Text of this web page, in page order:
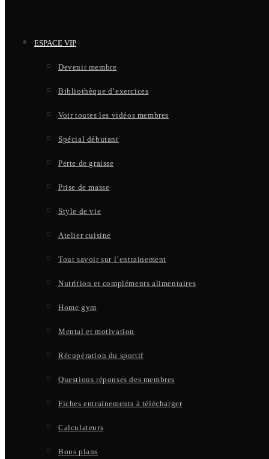
ESPACE VIP
Devenir membre
Bibliothèque d’exercices
Voir toutes les vidéos membres
Spécial débutant
Perte de graisse
Prise de masse
Style de vie
Atelier cuisine
Tout savoir sur l’entrainement
Nutrition et compléments alimentaires
Home gym
Mental et motivation
Récupération du sportif
Questions réponses des membres
Fiches entrainements à télécharger
Calculateurs
Bons plans